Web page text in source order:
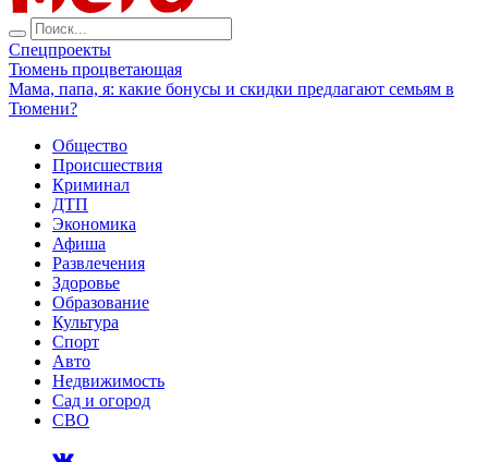
Спецпроекты
Тюмень процветающая
Мама, папа, я: какие бонусы и скидки предлагают семьям в
Тюмени?
Общество
Происшествия
Криминал
ДТП
Экономика
Афиша
Развлечения
Здоровье
Образование
Культура
Спорт
Авто
Недвижимость
Сад и огород
СВО